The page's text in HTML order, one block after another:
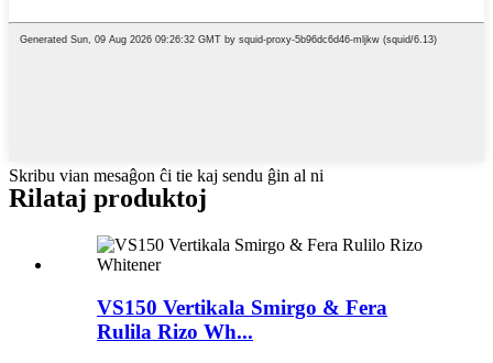
Skribu vian mesaĝon ĉi tie kaj sendu ĝin al ni
Rilataj produktoj
VS150 Vertikala Smirgo & Fera
Rulila Rizo Wh...